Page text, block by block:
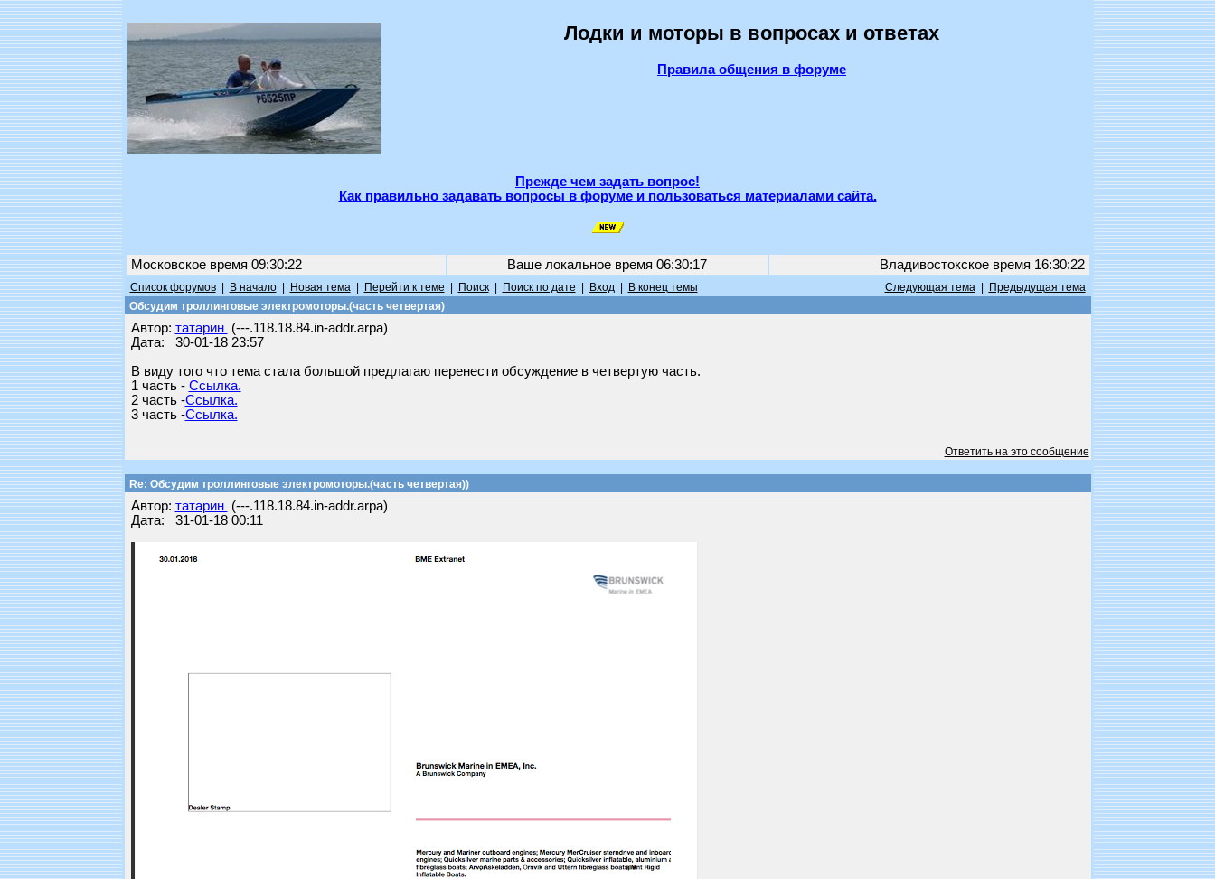
Лодки и моторы в вопросах и ответах
Правила общения в форуме
Прежде чем задать вопрос!
Как правильно задавать вопросы в форуме и пользоваться материалами сайта.
Московское время 09:30:22 Ваше локальное время 06:30:17 Владивостокское время 16:30:22
Список форумов| В начало| Новая тема| Перейти к теме Поиск| Поиск по дате Вход| В конец темы Следующая тема|
Предыдущая тема
Обсудим троллинговые электромоторы.(часть четвертая)
Автор: татарин (---.118.18.84.in-addr.arpa)
Дата: 30-01-18 23:57
В виду того что тема стала большой предлагаю перенести обсуждение в четвертую часть.
1 часть - Ссылка.
2 часть -Ссылка.
3 часть -Ссылка.
Ответить на это сообщение
Re: Обсудим троллинговые электромоторы.(часть четвертая))
Автор: татарин (---.118.18.84.in-addr.arpa)
Дата: 31-01-18 00:11